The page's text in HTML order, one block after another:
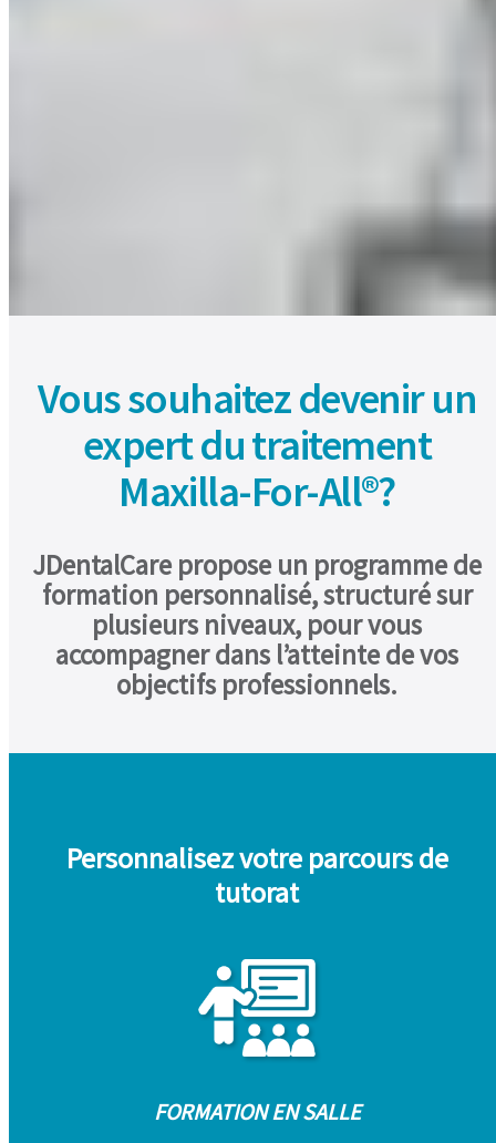
Vous souhaitez devenir un
expert du traitement
Maxilla-For-All®?
JDentalCare propose un programme de
formation personnalisé, structuré sur
plusieurs niveaux, pour vous
accompagner dans l’atteinte de vos
objectifs professionnels.
Personnalisez votre parcours de
tutorat
FORMATION EN SALLE